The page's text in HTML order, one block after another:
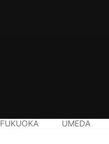
FUKUOKA UMEDA